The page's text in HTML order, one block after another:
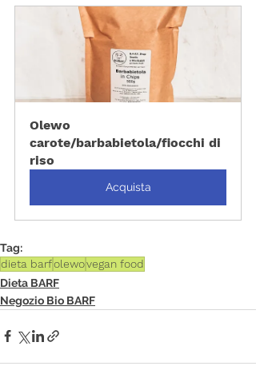
Olewo
carote/barbabietola/fiocchi di
riso
Acquista
Tag:
dieta barfolewovegan food
Dieta BARF
Negozio Bio BARF